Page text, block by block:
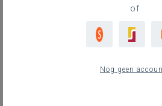
of
Nog geen